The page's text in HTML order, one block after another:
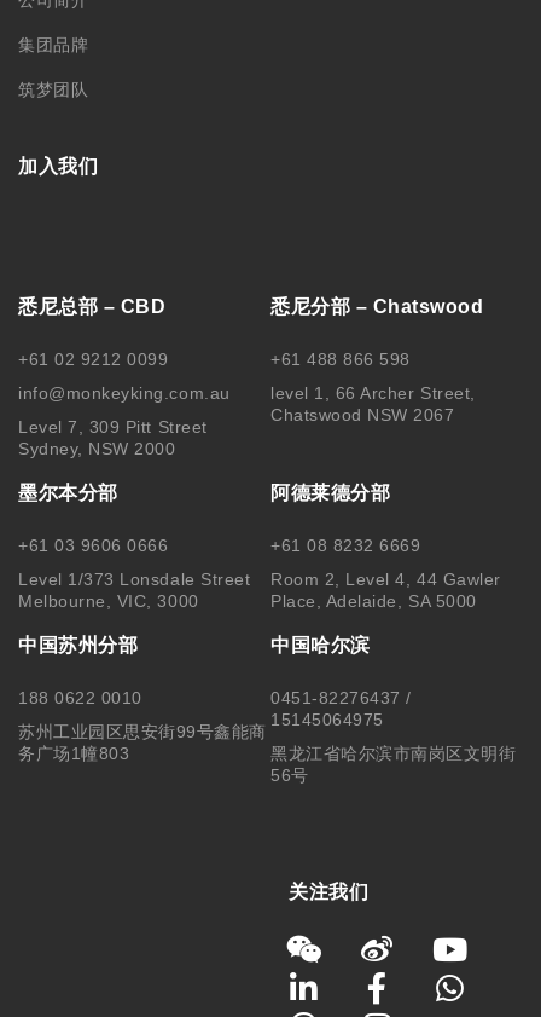
集团品牌
筑梦团队
加入我们
悉尼总部 – CBD
+61 02 9212 0099
info@monkeyking.com.au
Level 7, 309 Pitt Street
Sydney, NSW 2000
悉尼分部 – Chatswood
+61 488 866 598
level 1, 66 Archer Street,
Chatswood NSW 2067
墨尔本分部
+61 03 9606 0666
Level 1/373 Lonsdale Street
Melbourne, VIC, 3000
阿德莱德分部
+61 08 8232 6669
Room 2, Level 4, 44 Gawler
Place, Adelaide, SA 5000
中国苏州分部
188 0622 0010
苏州工业园区思安街99号鑫能商
务广场1幢803
中国哈尔滨
0451-82276437 /
15145064975
黑龙江省哈尔滨市南岗区文明街
56号
关注我们